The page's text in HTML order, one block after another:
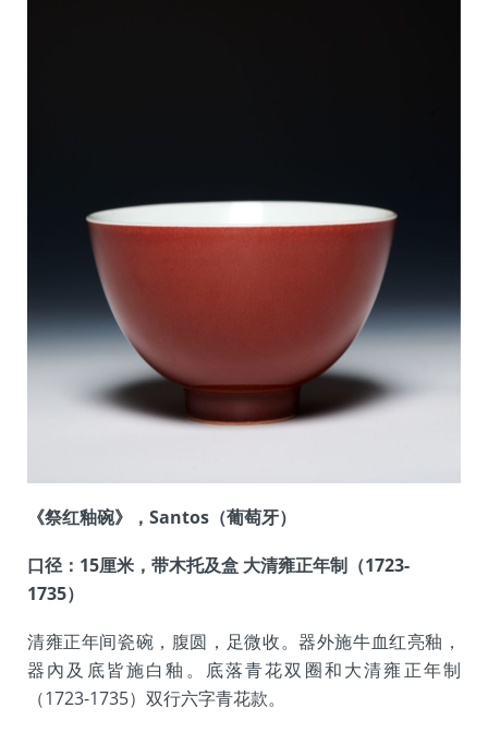
《祭红釉碗》，Santos（葡萄牙）
口径：15厘米，带木托及盒 大清雍正年制（1723-
1735）
清雍正年间瓷碗，腹圆，足微收。器外施牛血红亮釉，
器內及底皆施白釉。底落青花双圈和大清雍正年制
（1723-1735）双行六字青花款。